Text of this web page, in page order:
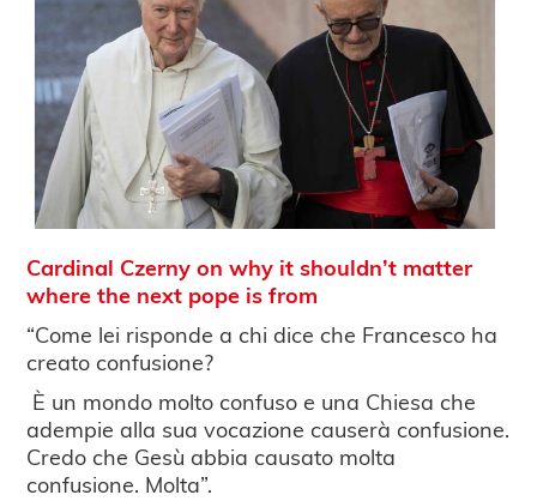
Cardinal Czerny on why it shouldn’t matter
where the next pope is from
“Come lei risponde a chi dice che Francesco ha
creato confusione?
È un mondo molto confuso e una Chiesa che
adempie alla sua vocazione causerà confusione.
Credo che Gesù abbia causato molta
confusione. Molta”.